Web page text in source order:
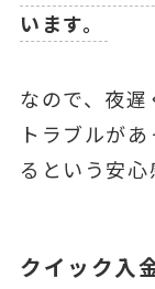
います。
なので、夜遅
トラブルが
るという安心
クイック入